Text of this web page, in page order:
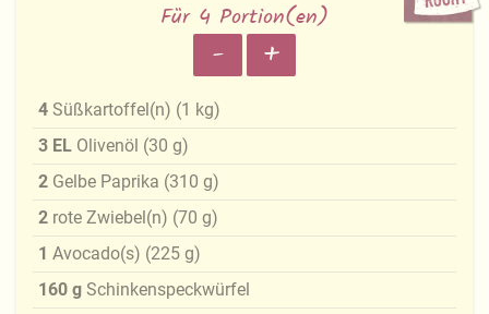
Für 4 Portion(en)
- +
4 Süßkartoffel(n) (1 kg)
3 EL Olivenöl (30 g)
2 Gelbe Paprika (310 g)
2 rote Zwiebel(n) (70 g)
1 Avocado(s) (225 g)
160 g Schinkenspeckwürfel